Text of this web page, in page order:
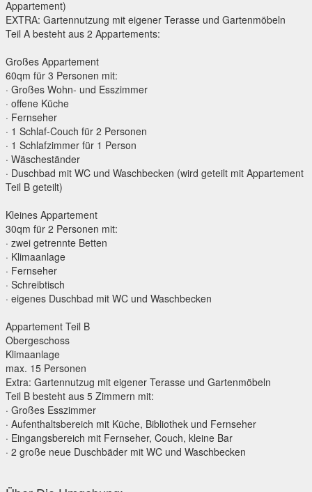
Appartement)
EXTRA: Gartennutzung mit eigener Terasse und Gartenmöbeln
Teil A besteht aus 2 Appartements:
Großes Appartement
60qm für 3 Personen mit:
· Großes Wohn- und Esszimmer
· offene Küche
· Fernseher
· 1 Schlaf-Couch für 2 Personen
· 1 Schlafzimmer für 1 Person
· Wäscheständer
· Duschbad mit WC und Waschbecken (wird geteilt mit Appartement
Teil B geteilt)
Kleines Appartement
30qm für 2 Personen mit:
· zwei getrennte Betten
· Klimaanlage
· Fernseher
· Schreibtisch
· eigenes Duschbad mit WC und Waschbecken
Appartement Teil B
Obergeschoss
Klimaanlage
max. 15 Personen
Extra: Gartennutzug mit eigener Terasse und Gartenmöbeln
Teil B besteht aus 5 Zimmern mit:
· Großes Esszimmer
· Aufenthaltsbereich mit Küche, Bibliothek und Fernseher
· Eingangsbereich mit Fernseher, Couch, kleine Bar
· 2 große neue Duschbäder mit WC und Waschbecken